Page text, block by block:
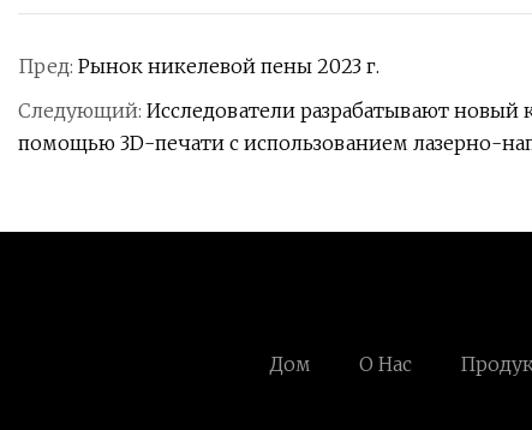
Пред: Рынок никелевой пены 2023 г.
Следующий: Исследователи разрабатывают новый
помощью 3D-печати с использованием лазерно-
Дом О Нас